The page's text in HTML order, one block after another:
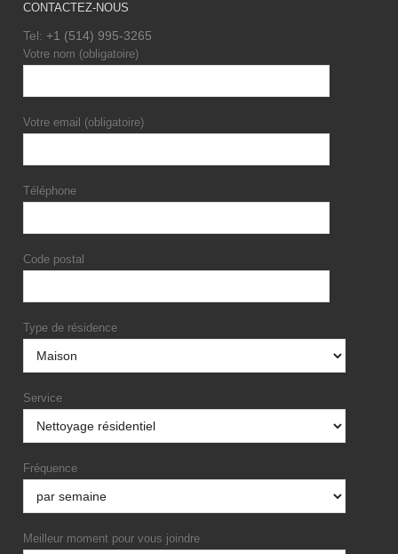
CONTACTEZ-NOUS
Tel:+1 (514) 995-3265
Votre nom (obligatoire)
Votre email (obligatoire)
Téléphone
Code postal
Type de résidence
Service
Fréquence
Meilleur moment pour vous joindre